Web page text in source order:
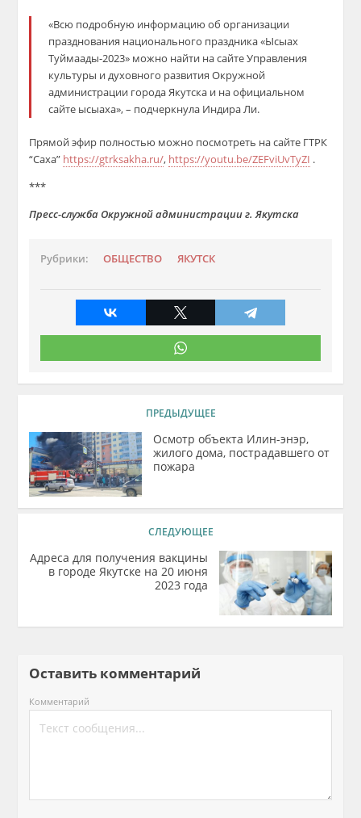
«Всю подробную информацию об организации
празднования национального праздника «Ысыах
Туймаады-2023» можно найти на сайте Управления
культуры и духовного развития Окружной
администрации города Якутска и на официальном
сайте ысыаха», – подчеркнула Индира Ли.
Прямой эфир полностью можно посмотреть на сайте ГТРК
“Саха” https://gtrksakha.ru/, https://youtu.be/ZEFviUvTyZI .
***
Пресс-служба Окружной администрации г. Якутска
Рубрики: ОБЩЕСТВО ЯКУТСК
ПРЕДЫДУЩЕЕ
Осмотр объекта Илин-энэр,
жилого дома, пострадавшего от
пожара
СЛЕДУЮЩЕЕ
Адреса для получения вакцины
в городе Якутске на 20 июня
2023 года
Оставить комментарий
Комментарий